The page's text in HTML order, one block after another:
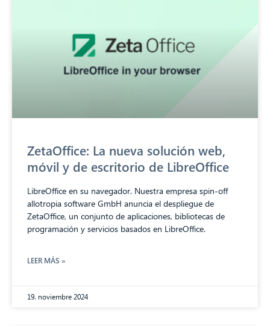
ZetaOffice: La nueva solución web,
móvil y de escritorio de LibreOffice
LibreOffice en su navegador. Nuestra empresa spin-off
allotropia software GmbH anuncia el despliegue de
ZetaOffice, un conjunto de aplicaciones, bibliotecas de
programación y servicios basados en LibreOffice.
LEER MÁS »
19. noviembre 2024